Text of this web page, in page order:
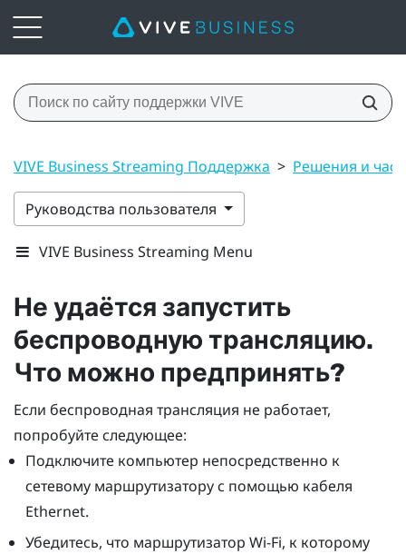
VIVE Business Streaming Поддержка > Решения и
Руководства пользователя
VIVE Business Streaming Menu
Не удаётся запустить
беспроводную трансляцию.
Что можно предпринять?
Если беспроводная трансляция не работает,
попробуйте следующее:
Подключите компьютер непосредственно к
сетевому маршрутизатору с помощью кабеля
Ethernet.
Убедитесь, что маршрутизатор Wi-Fi, к которому